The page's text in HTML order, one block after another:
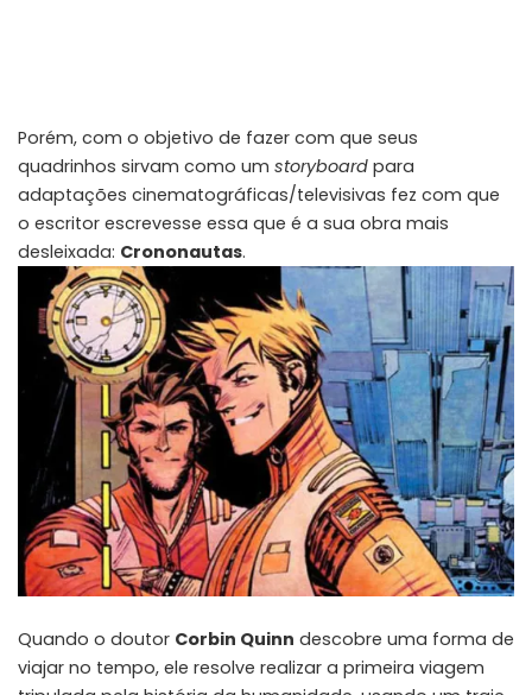
Porém, com o objetivo de fazer com que seus
quadrinhos sirvam como um storyboard para
adaptações cinematográficas/televisivas fez com que
o escritor escrevesse essa que é a sua obra mais
desleixada: Crononautas.
Quando o doutor Corbin Quinn descobre uma forma de
viajar no tempo, ele resolve realizar a primeira viagem